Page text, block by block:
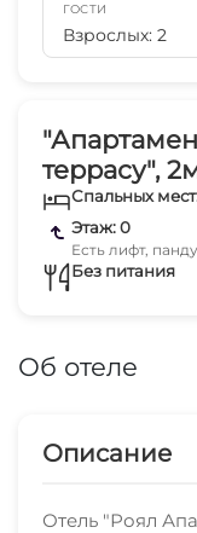
террасу",
Спальных
Этаж: 0
Есть лифт,
Без питания
Об отеле
Описание
Отель "Роял
ГОСТИ
Взрослых: 2